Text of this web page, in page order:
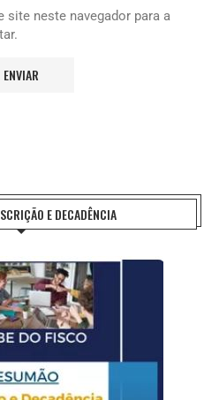
site neste navegador para a
E DECADÊNCIA